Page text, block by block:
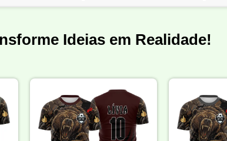
Ideias em Realidade!